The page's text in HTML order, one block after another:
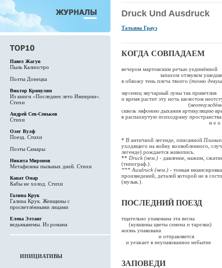
Павел Жагун
Пыль Калиостро
Поэты Донецка
Виктор Кривулин
Из книги «Последнее лето Империи».
Стихи
Андрей Сен-Сеньков
Стихи
Олег Вулф
Поезд. Стихи
Поэты Самары
Никита Миронов
Метафизика пыльных дней. Стихи
Канат Омар
Кабы не холод. Стихи
Галина Крук
Галина Крук. Женщины с
просветлёнными лицами
Елена Элтанг
ведьмынемы. Из романа
ИНИЦИАТИВЫ
Druck Und Ausdruck
Татьяна Грауз
КОГДА СОВПАДАЕМ
вечером мартовским речью уединённой
запахом отзвуком
я обвожу тень плеча твоего (точно
заусенец звучарный луны так приветлив
и время растит эту ночь шелестом
(
сквозь эвфонию дыхания
в распахнутую психодраму пространства
н е о с я з а е м
* В античной легенде, описанной
уходящего на войну возлюбленного,
легенде) рождается живопись.
** Druck (нем.) - давление, нажим,
(типограф.).
*** Ausdruck (нем.) - тонкая
произведений, деталей которой не в
(музык.).
ПОСЛЕДНИЙ ПОЕЗД
тщательно упакована эта весна
(кувшины цветы семена и тарелки)
жизнь упакована
и отправляется
и уезжает в неупакованное небытие
ЗАПОВЕДИ